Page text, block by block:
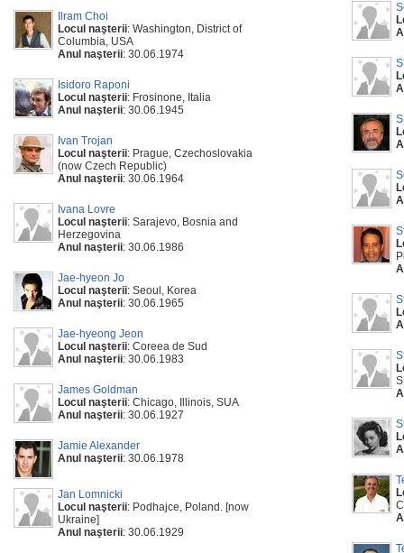
Ilram Choi
Locul naşterii: Washington, District of
Columbia, USA
Anul naşterii: 30.06.1974
Isidoro Raponi
Locul naşterii: Frosinone, Italia
Anul naşterii: 30.06.1945
Ivan Trojan
Locul naşterii: Prague, Czechoslovakia
(now Czech Republic)
Anul naşterii: 30.06.1964
Ivana Lovre
Locul naşterii: Sarajevo, Bosnia and
Herzegovina
Anul naşterii: 30.06.1986
Jae-hyeon Jo
Locul naşterii: Seoul, Korea
Anul naşterii: 30.06.1965
Jae-hyeong Jeon
Locul naşterii: Coreea de Sud
Anul naşterii: 30.06.1983
James Goldman
Locul naşterii: Chicago, Illinois, SUA
Anul naşterii: 30.06.1927
Jamie Alexander
Anul naşterii: 30.06.1978
Jan Lomnicki
Locul naşterii: Podhajce, Poland. [now
Ukraine]
Anul naşterii: 30.06.1929